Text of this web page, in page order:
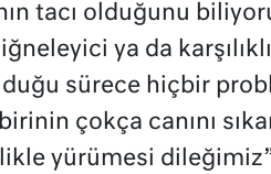
tacı olduğunu
ya da
sürece hiçbir
çokça canını
yürümesi